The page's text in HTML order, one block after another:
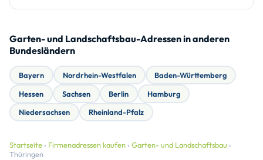
Garten- und Landschaftsbau-Adressen in anderen
Bundesländern
Bayern Nordrhein-Westfalen
Baden-Württemberg
Hessen
Sachsen Berlin
Hamburg
Niedersachsen
Rheinland-Pfalz
Startseite › Firmenadressen kaufen › Garten- und Landschaftsbau ›
Thüringen